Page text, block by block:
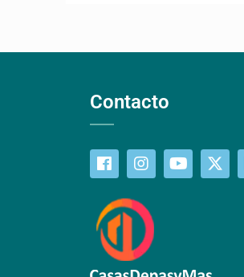
Contacto